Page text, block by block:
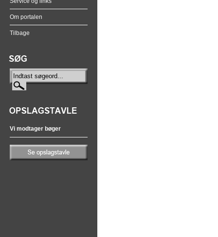
Om portalen
Tilbage
Vi modtager bøger